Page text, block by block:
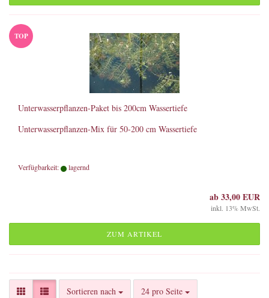
TOP
Unterwasserpflanzen-Paket bis 200cm Wassertiefe
Unterwasserpflanzen-Mix für 50-200 cm Wassertiefe
Verfügbarkeit: lagernd
ab 33,00 EUR
inkl. 13% MwSt.
ZUM ARTIKEL
Sortieren nach
Sortieren nach 24 pro Seite
pro Seite